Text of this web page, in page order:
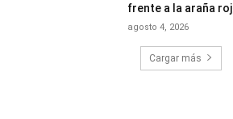
frente a la araña
agosto 4, 2026
Cargar más